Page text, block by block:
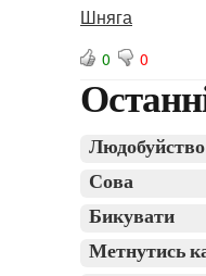
Шняга
0 0
Людобуйство
Сова
Бикувати
Метнутись